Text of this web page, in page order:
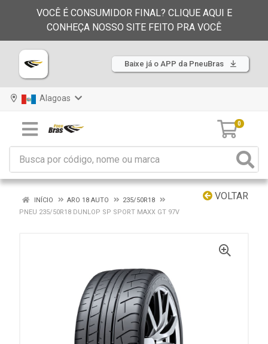
VOCÊ É CONSUMIDOR FINAL? CLIQUE AQUI E
CONHEÇA NOSSO SITE FEITO PRA VOCÊ
Baixe já o APP da PneuBras
Alagoas
0
VOLTAR
INÍCIO ARO 18 AUTO
235/50R18
PNEU 235/50R18 DUNLOP SP SPORT MAXX GT 97V